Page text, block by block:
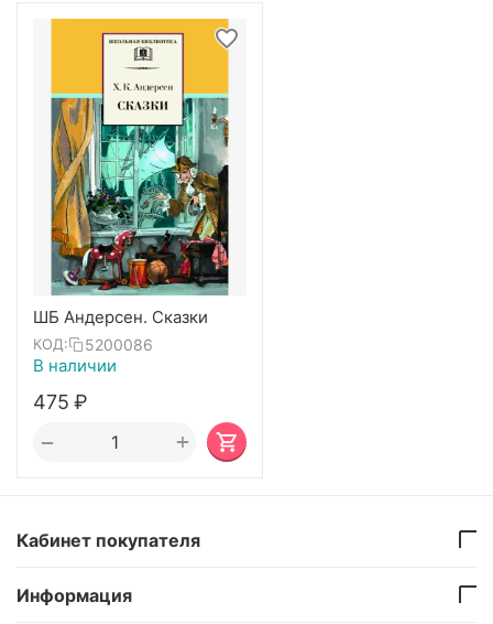
ШБ Андерсен. Сказки
КОД: 5200086
В наличии
‍475‍ ₽
+
−
Кабинет покупателя
Информация